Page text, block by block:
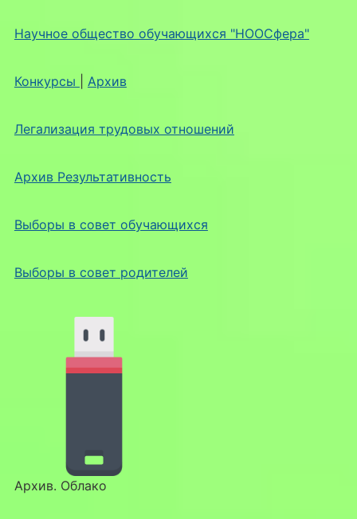
Научное общество обучающихся "НООСфера"
Конкурсы Архив
Легализация трудовых отношений
Архив Результативность
Выборы в совет обучающихся
Выборы в совет родителей
Архив. Облако